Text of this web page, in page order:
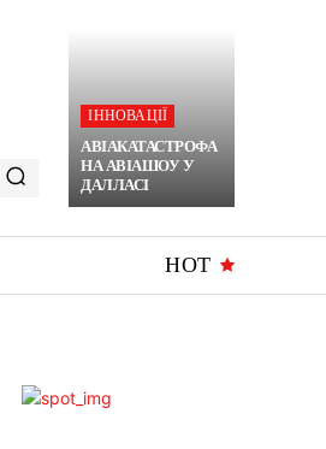
ІННОВАЦІЇ
АВІАКАТАСТРОФА
НА АВІАШОУ У
ДАЛЛАСІ
HOT